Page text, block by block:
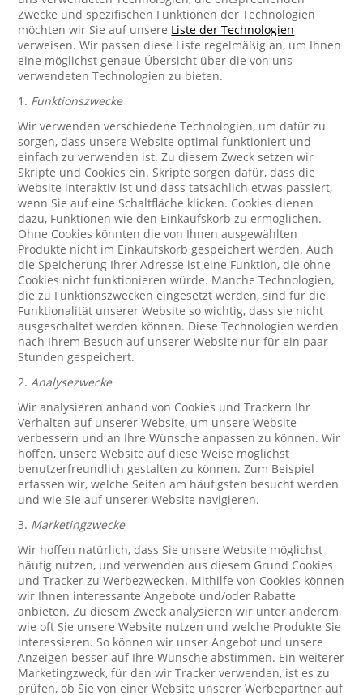
Zwecke und spezifischen Funktionen der Technologien
möchten wir Sie auf unsere Liste der Technologien
verweisen. Wir passen diese Liste regelmäßig an, um Ihnen
eine möglichst genaue Übersicht über die von uns
verwendeten Technologien zu bieten.
1. Funktionszwecke
Wir verwenden verschiedene Technologien, um dafür zu
sorgen, dass unsere Website optimal funktioniert und
einfach zu verwenden ist. Zu diesem Zweck setzen wir
Skripte und Cookies ein. Skripte sorgen dafür, dass die
Website interaktiv ist und dass tatsächlich etwas passiert,
wenn Sie auf eine Schaltfläche klicken. Cookies dienen
dazu, Funktionen wie den Einkaufskorb zu ermöglichen.
Ohne Cookies könnten die von Ihnen ausgewählten
Produkte nicht im Einkaufskorb gespeichert werden. Auch
die Speicherung Ihrer Adresse ist eine Funktion, die ohne
Cookies nicht funktionieren würde. Manche Technologien,
die zu Funktionszwecken eingesetzt werden, sind für die
Funktionalität unserer Website so wichtig, dass sie nicht
ausgeschaltet werden können. Diese Technologien werden
nach Ihrem Besuch auf unserer Website nur für ein paar
Stunden gespeichert.
2.Analysezwecke
Wir analysieren anhand von Cookies und Trackern Ihr
Verhalten auf unserer Website, um unsere Website
verbessern und an Ihre Wünsche anpassen zu können. Wir
hoffen, unsere Website auf diese Weise möglichst
benutzerfreundlich gestalten zu können. Zum Beispiel
erfassen wir, welche Seiten am häufigsten besucht werden
und wie Sie auf unserer Website navigieren.
3. Marketingzwecke
Wir hoffen natürlich, dass Sie unsere Website möglichst
häufig nutzen, und verwenden aus diesem Grund Cookies
und Tracker zu Werbezwecken. Mithilfe von Cookies können
wir Ihnen interessante Angebote und/oder Rabatte
anbieten. Zu diesem Zweck analysieren wir unter anderem,
wie oft Sie unsere Website nutzen und welche Produkte Sie
interessieren. So können wir unser Angebot und unsere
Anzeigen besser auf Ihre Wünsche abstimmen. Ein weiterer
Marketingzweck, für den wir Tracker verwenden, ist es zu
prüfen, ob Sie von einer Website unserer Werbepartner auf